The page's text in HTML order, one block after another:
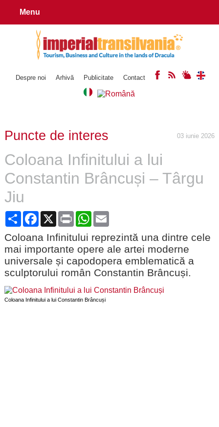
Despre noi Arhivă Publicitate Contact
Menu
Puncte de interes 03 iunie 2026
Coloana Infinitului a lui
Constantin Brâncuși – Târgu
Jiu
ShareFacebook
X Print WhatsApp
Email
Coloana Infinitului reprezintă una dintre cele
mai importante opere ale artei moderne
universale și capodopera emblematică a
sculptorului român Constantin Brâncuși.
Coloana Infinitului a lui Constantin Brâncuși